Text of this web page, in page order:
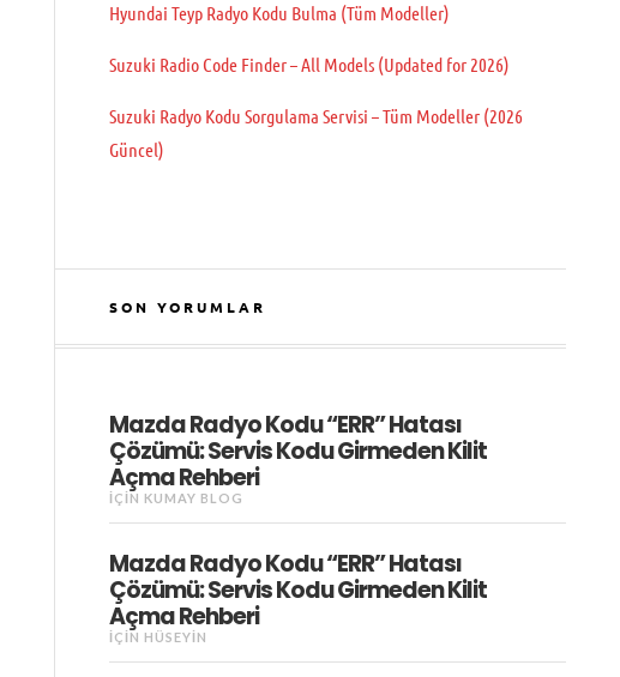
Hyundai Teyp Radyo Kodu Bulma (Tüm Modeller)
Suzuki Radio Code Finder – All Models (Updated for 2026)
Suzuki Radyo Kodu Sorgulama Servisi – Tüm Modeller (2026
Güncel)
SON YORUMLAR
Mazda Radyo Kodu “ERR” Hatası
Çözümü: Servis Kodu Girmeden Kilit
Açma Rehberi
IÇIN KUMAY BLOG
Mazda Radyo Kodu “ERR” Hatası
Çözümü: Servis Kodu Girmeden Kilit
Açma Rehberi
IÇIN HÜSEYIN